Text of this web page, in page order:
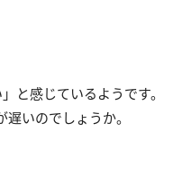
と感じているようです。
いのでしょうか。